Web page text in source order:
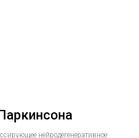
нейродегенеративное